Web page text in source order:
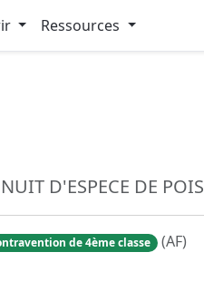
Ressources
D'ESPECE DE
de 4ème classe (AF)